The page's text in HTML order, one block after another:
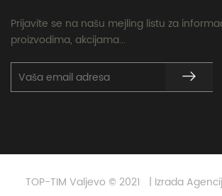
Prijavite se na našu mejling listu za
proizvodima, akcijama...
TOP-TIM Valjevo © 2021 | Izrada